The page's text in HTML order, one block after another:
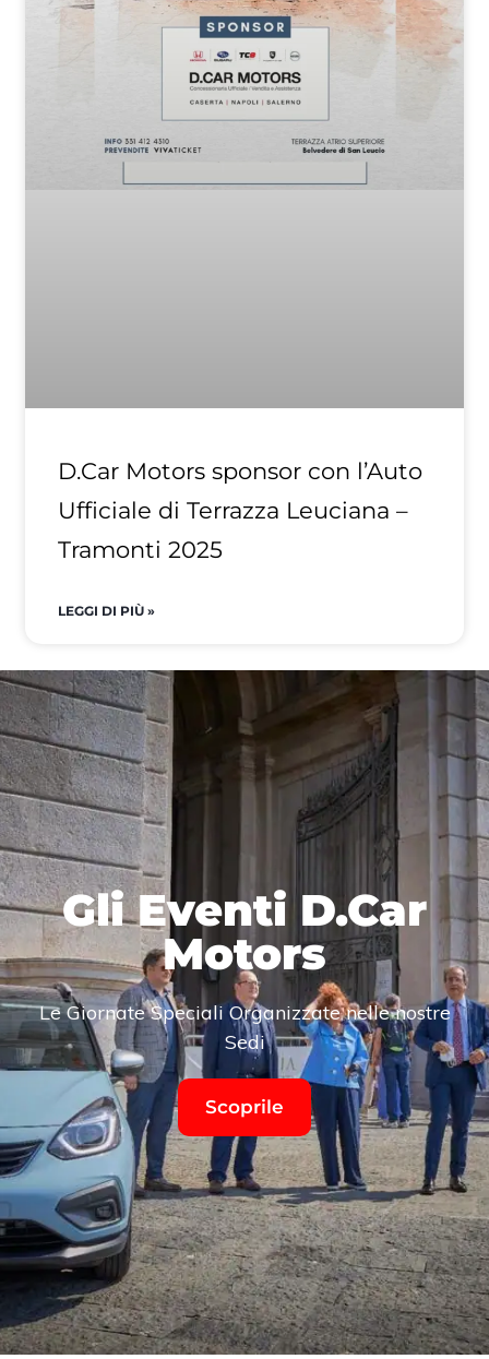
D.Car Motors sponsor con l’Auto
Ufficiale di Terrazza Leuciana –
Tramonti 2025
LEGGI DI PIÙ »
Gli Eventi D.Car
Motors
Le Giornate Speciali Organizzate nelle nostre
Sedi
Scoprile